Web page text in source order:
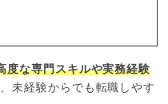
度な専門スキルや実務経験
未経験からでも転職しやす